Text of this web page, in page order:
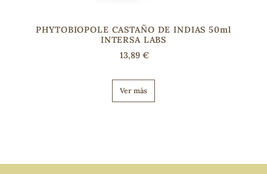
PHYTOBIOPOLE CASTAÑO DE INDIAS 50ml
INTERSA LABS
13,89 €
Ver más